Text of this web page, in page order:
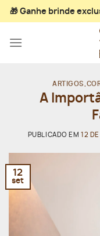
Skip
to
🎁 Ganhe brinde
ARTIGOS
A
PUBLICADO EM 12
12
set